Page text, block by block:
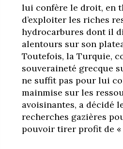
lui confère le droit, en
d’exploiter les riches
hydrocarbures dont il
alentours sur son
Toutefois, la Turquie,
souveraineté grecque
ne suffit pas pour lui
mainmise sur les
avoisinantes, a décidé
recherches gazières
pouvoir tirer profit de «